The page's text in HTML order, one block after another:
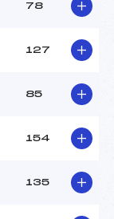
78
127
85
154
135